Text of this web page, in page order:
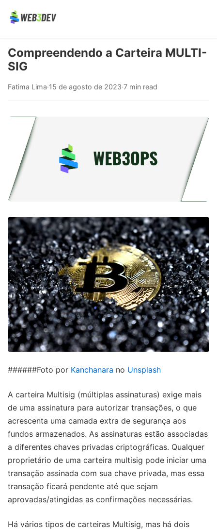
Compreendendo a Carteira MULTI-
SIG
Fatima Lima·15 de agosto de 2023·7 min read
######Foto por Kanchanara no Unsplash
A carteira Multisig (múltiplas assinaturas) exige mais
de uma assinatura para autorizar transações, o que
acrescenta uma camada extra de segurança aos
fundos armazenados. As assinaturas estão associadas
a diferentes chaves privadas criptográficas. Qualquer
proprietário de uma carteira multisig pode iniciar uma
transação assinada com sua chave privada, mas essa
transação ficará pendente até que sejam
aprovadas/atingidas as confirmações necessárias.
Há vários tipos de carteiras Multisig, mas há dois